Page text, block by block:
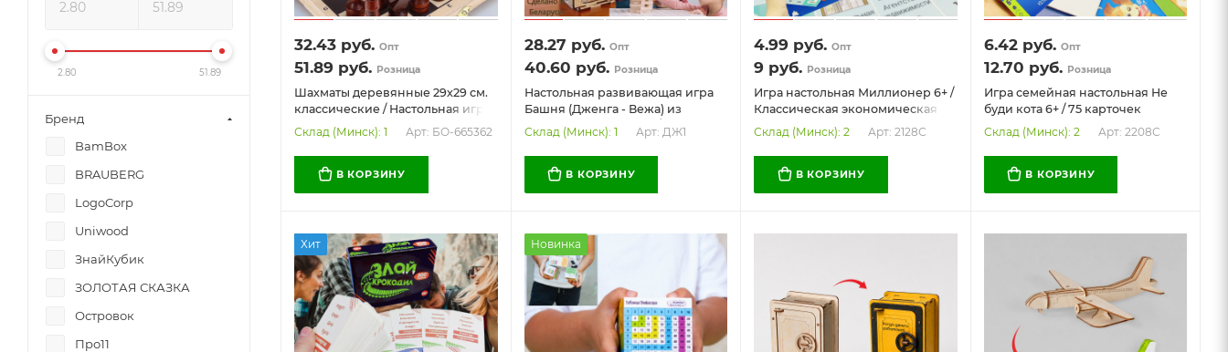
32.43 руб. Опт
51.89 руб. Розница
Шахматы деревянные 29х29 см.
классические / Настольная игра,
32 глянцевые фигуры
Склад (Минск): 1 Арт: БО-665362
В КОРЗИНУ
28.27 руб. Опт
40.60 руб. Розница
Настольная развивающая игра
Башня (Дженга - Вежа) из
натурального дерева / 54 бруска.
Экопродукт
Склад (Минск): 1 Арт: ДЖ1
В КОРЗИНУ
4.99 руб. Опт
9 руб. Розница
Игра настольная Миллионер 6+ /
Классическая экономическая
стратегия (читай правила
внутри)
Склад (Минск): 2 Арт: 2128С
В КОРЗИНУ
6.42руб. Опт
12.70 руб. Розница
Игра семейная настольная Не
буди кота 6+ / 75 карточек
(прочти правила внутри)
Склад (Минск): 2 Арт: 2208С
В КОРЗИНУ
Хит Новинка
2.80 51.89
Бренд
BamBox
BRAUBERG
LogoCorp
Uniwood
ЗнайКубик
ЗОЛОТАЯ СКАЗКА
Островок
Про11